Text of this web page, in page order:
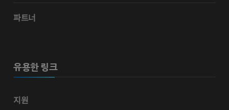
파트너
유용한 링크
지원